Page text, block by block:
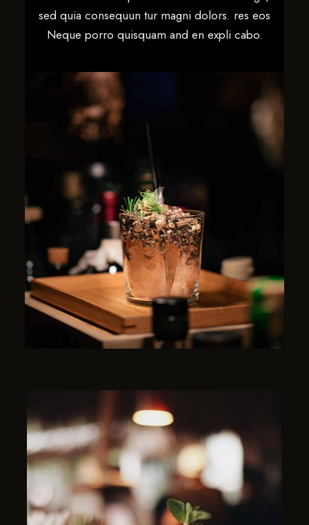
sed quia consequun tur magni dolors. res eos
Neque porro quisquam and en expli cabo.